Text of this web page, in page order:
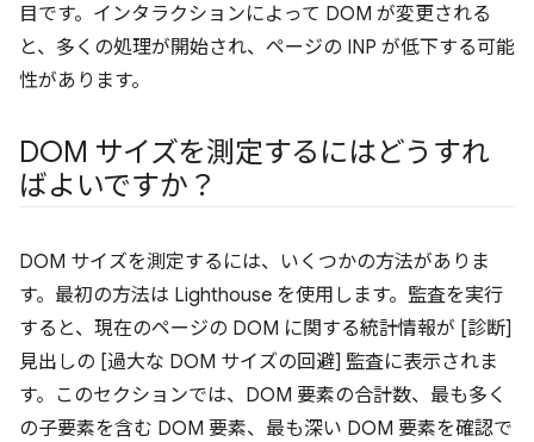
目です。インタラクションによって DOM が変更される
と、多くの処理が開始され、ページの INP が低下する可能
性があります。
DOM サイズを測定するにはどうすれ
ばよいですか？
DOM サイズを測定するには、いくつかの方法がありま
す。最初の方法は Lighthouse を使用します。監査を実行
すると、現在のページの DOM に関する統計情報が [診断]
見出しの [過大な DOM サイズの回避] 監査に表示されま
す。このセクションでは、DOM 要素の合計数、最も多く
の子要素を含む DOM 要素、最も深い DOM 要素を確認で